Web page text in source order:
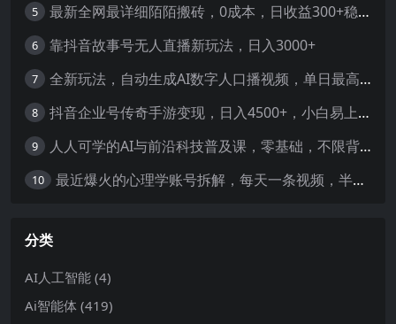
5 最新全网最详细陌陌搬砖，0成本，日收益300+稳定收入【揭秘】
6 靠抖音故事号无人直播新玩法，日入3000+
7 全新玩法，自动生成AI数字人口播视频，单日最高3000+，能快速上手!-暖阳网
8 抖音企业号传奇手游变现，日入4500+，小白易上手
9 人人可学的AI与前沿科技普及课，零基础，不限背景通俗易懂，深入浅出-暖阳网
10 最近爆火的心理学账号拆解，每天一条视频，半个小时解决，轻松日入三百+-暖阳网
分类
AI人工智能 (4)
Ai智能体 (419)